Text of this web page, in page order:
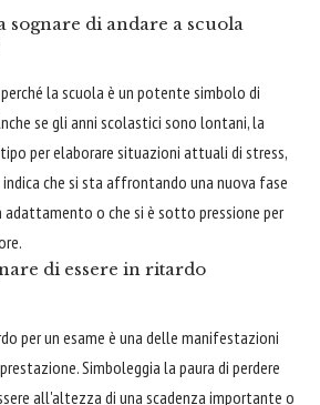
sognare di andare a scuola
la scuola è un potente simbolo di
se gli anni scolastici sono lontani, la
per elaborare situazioni attuali di stress,
indica che si sta affrontando una nuova fase
adattamento o che si è sotto pressione per
di essere in ritardo
per un esame è una delle manifestazioni
Simboleggia la paura di perdere
all'altezza di una scadenza importante o